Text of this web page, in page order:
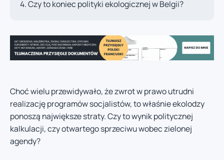
Czy to koniec polityki ekologicznej w Belgii?
Choć wielu przewidywało, że zwrot w prawo utrudni
realizację programów socjalistów, to właśnie ekolodzy
ponoszą największe straty. Czy to wynik politycznej
kalkulacji, czy otwartego sprzeciwu wobec zielonej
agendy?